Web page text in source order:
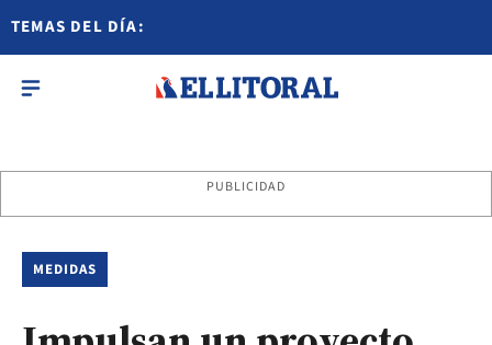
TEMAS DEL DÍA:
PUBLICIDAD
MEDIDAS